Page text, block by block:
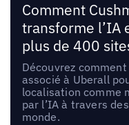
Comment
transforme l’IA
plus de 400
Découvrez
associé à Uberall
localisation comme
par l’IA à travers
monde.